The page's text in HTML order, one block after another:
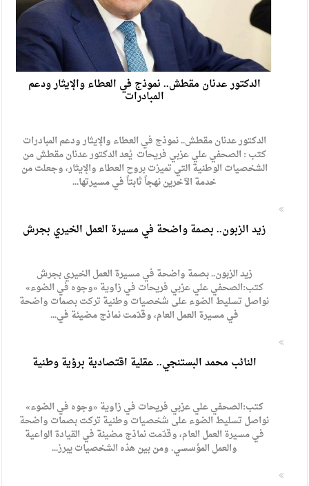
الدكتور عدنان مقطش.. نموذج في العطاء والإيثار ودعم
المبادرات
الدكتور عدنان مقطش.. نموذج في العطاء والإيثار ودعم المبادرات
كتب : الصحفي علي عزبي فريحات يُعد الدكتور عدنان مقطش من
الشخصيات الوطنية التي تميزت بروح العطاء والإيثار، وجعلت من
خدمة الآخرين نهجاً ثابتاً في مسيرتها...
زيد الزبون.. بصمة واضحة في مسيرة العمل الخيري بجرش
زيد الزبون.. بصمة واضحة في مسيرة العمل الخيري بجرش
كتب:الصحفي علي عزبي فريحات في زاوية «وجوه في الضوء»
نواصل تسليط الضوء على شخصيات وطنية تركت بصمات واضحة
في مسيرة العمل العام، وقدّمت نماذج مضيئة في...
النائب محمد البستنجي.. عقلية اقتصادية برؤية وطنية
كتب:الصحفي علي عزبي فريحات في زاوية «وجوه في الضوء»
نواصل تسليط الضوء على شخصيات وطنية تركت بصمات واضحة
في مسيرة العمل العام، وقدّمت نماذج مضيئة في القيادة الواعية
والعمل المؤسسي. ومن بين هذه الشخصيات يبرز...